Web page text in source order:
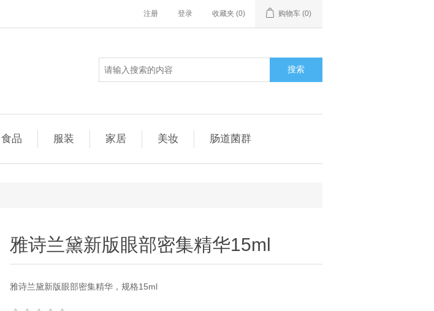
注册 登录 收藏夹 (0) 购物车 (0)
搜索
食品 服装 家居 美妆 肠道菌群
雅诗兰黛新版眼部密集精华15ml
雅诗兰黛新版眼部密集精华，规格15ml